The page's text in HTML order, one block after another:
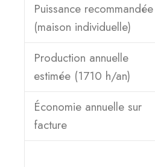
Puissance recommandée
(maison individuelle)
Production annuelle
estimée (1710 h/an)
Économie annuelle sur
facture